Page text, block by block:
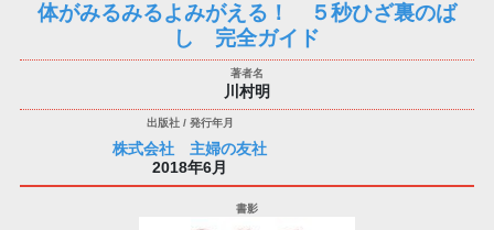
体がみるみるよみがえる！ ５秒ひざ裏のば
し 完全ガイド
川村明
株式会社 主婦の友社
2018年6月